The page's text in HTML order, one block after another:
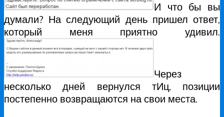
И что бы вы
думали? На следующий день пришел ответ,
который меня приятно удивил.
Через
несколько дней вернулся тИц, позиции
постепенно возвращаются на свои места.